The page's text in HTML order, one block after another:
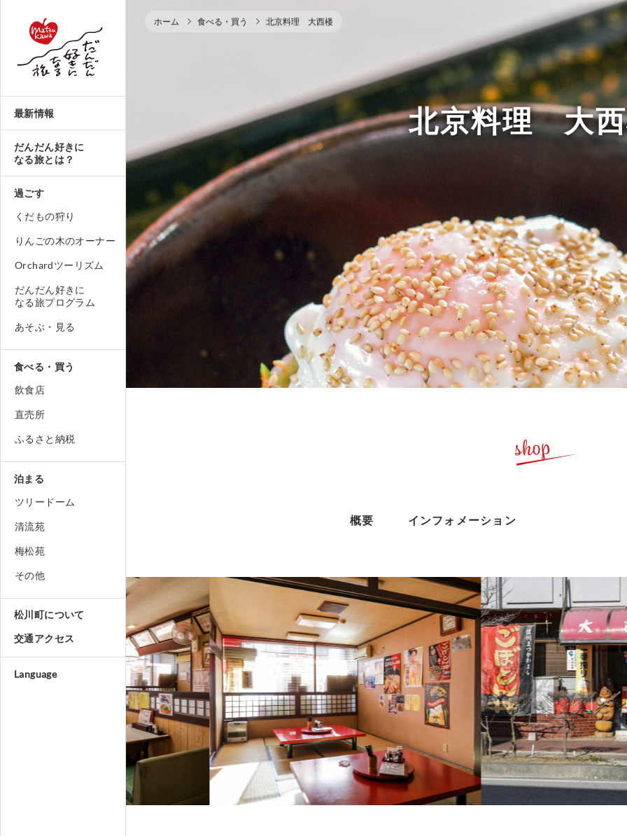
最新情報
だんだん好きに
なる旅とは？
過ごす
くだもの狩り
りんごの木のオーナー
Orchardツーリズム
だんだん好きに
なる旅プログラム
あそぶ・見る
食べる・買う
飲食店
直売所
ふるさと納税
泊まる
ツリードーム
清流苑
梅松苑
その他
松川町について
交通アクセス
Language
ホーム 食べる・買う 北京料理 大西楼
北京料理 大
shop
概要 インフォメーション